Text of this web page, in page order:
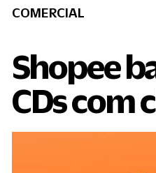
COMERCIAL
Shopee
CDs com